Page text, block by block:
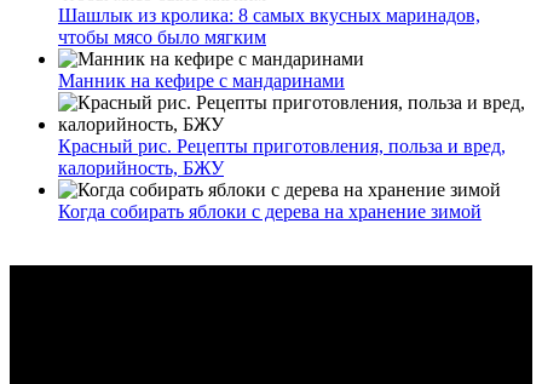
Шашлык из кролика: 8 самых вкусных маринадов,
чтобы мясо было мягким
Манник на кефире с мандаринами
Красный рис. Рецепты приготовления, польза и вред,
калорийность, БЖУ
Когда собирать яблоки с дерева на хранение зимой